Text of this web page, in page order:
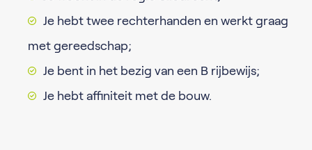
Je hebt twee rechterhanden en werkt graag
met gereedschap;
Je bent in het bezig van een B rijbewijs;
Je hebt affiniteit met de bouw.